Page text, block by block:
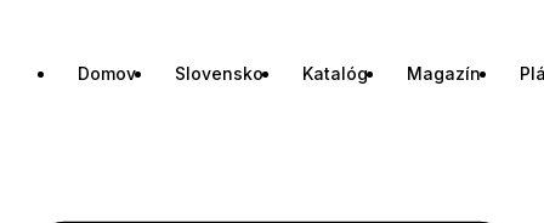
Domov Slovensko Katalóg Magazín